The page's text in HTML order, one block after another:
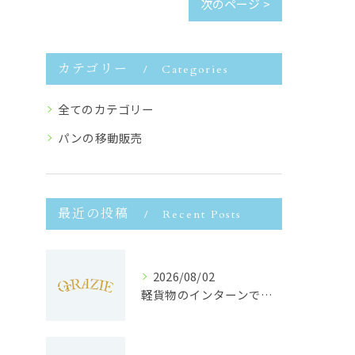
次のページ >
カテゴリー Categories
全てのカテゴリー
パンの移動販売
最近の投稿 Recent Posts
2026/08/02
軽貨物のインターンで静岡県浜松市で未経験から収入安定と働きやすさを両立するポイント